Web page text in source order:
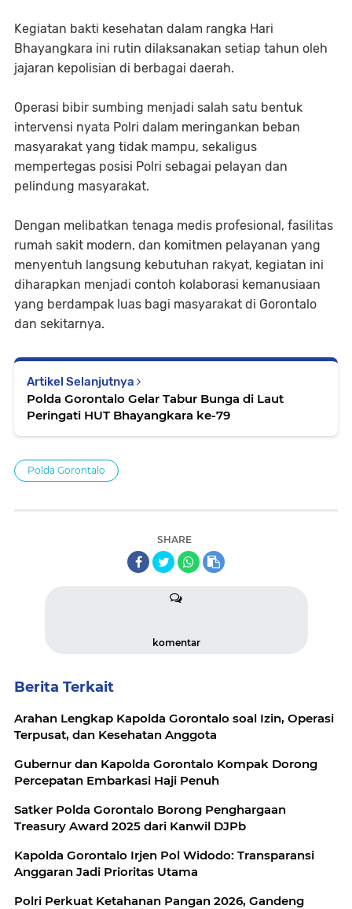
Kegiatan bakti kesehatan dalam rangka Hari
Bhayangkara ini rutin dilaksanakan setiap tahun oleh
jajaran kepolisian di berbagai daerah.
Operasi bibir sumbing menjadi salah satu bentuk
intervensi nyata Polri dalam meringankan beban
masyarakat yang tidak mampu, sekaligus
mempertegas posisi Polri sebagai pelayan dan
pelindung masyarakat.
Dengan melibatkan tenaga medis profesional, fasilitas
rumah sakit modern, dan komitmen pelayanan yang
menyentuh langsung kebutuhan rakyat, kegiatan ini
diharapkan menjadi contoh kolaborasi kemanusiaan
yang berdampak luas bagi masyarakat di Gorontalo
dan sekitarnya.
Artikel Selanjutnya
Polda Gorontalo Gelar Tabur Bunga di Laut
Peringati HUT Bhayangkara ke-79
Polda Gorontalo
SHARE
komentar
Berita Terkait
Arahan Lengkap Kapolda Gorontalo soal Izin, Operasi
Terpusat, dan Kesehatan Anggota
Gubernur dan Kapolda Gorontalo Kompak Dorong
Percepatan Embarkasi Haji Penuh
Satker Polda Gorontalo Borong Penghargaan
Treasury Award 2025 dari Kanwil DJPb
Kapolda Gorontalo Irjen Pol Widodo: Transparansi
Anggaran Jadi Prioritas Utama
Polri Perkuat Ketahanan Pangan 2026, Gandeng